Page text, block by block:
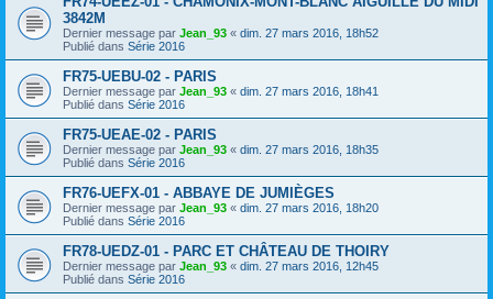
3842M
Dernier message par Jean_93 « dim. 27 mars 2016, 18h52
Publié dans Série 2016
FR75-UEBU-02 - PARIS
Dernier message par Jean_93 « dim. 27 mars 2016, 18h41
Publié dans Série 2016
FR75-UEAE-02 - PARIS
Dernier message par Jean_93 « dim. 27 mars 2016, 18h35
Publié dans Série 2016
FR76-UEFX-01 - ABBAYE DE JUMIÈGES
Dernier message par Jean_93 « dim. 27 mars 2016, 18h20
Publié dans Série 2016
FR78-UEDZ-01 - PARC ET CHÂTEAU DE THOIRY
Dernier message par Jean_93 « dim. 27 mars 2016, 12h45
Publié dans Série 2016